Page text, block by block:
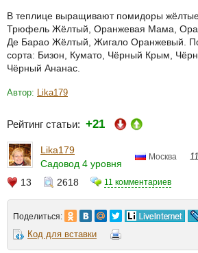
В теплице выращивают помидоры
Трюфель Жёлтый, Оранжевая Мама,
Де Барао Жёлтый, Жигало Оранжевый.
сорта: Бизон, Кумато, Чёрный Крым,
Чёрный Ананас.
Автор: Lika179
Рейтинг статьи: +21
Lika179
Садовод 4 уровня
Москва
13 2618 11 комментариев
Поделиться:
Код для вставки